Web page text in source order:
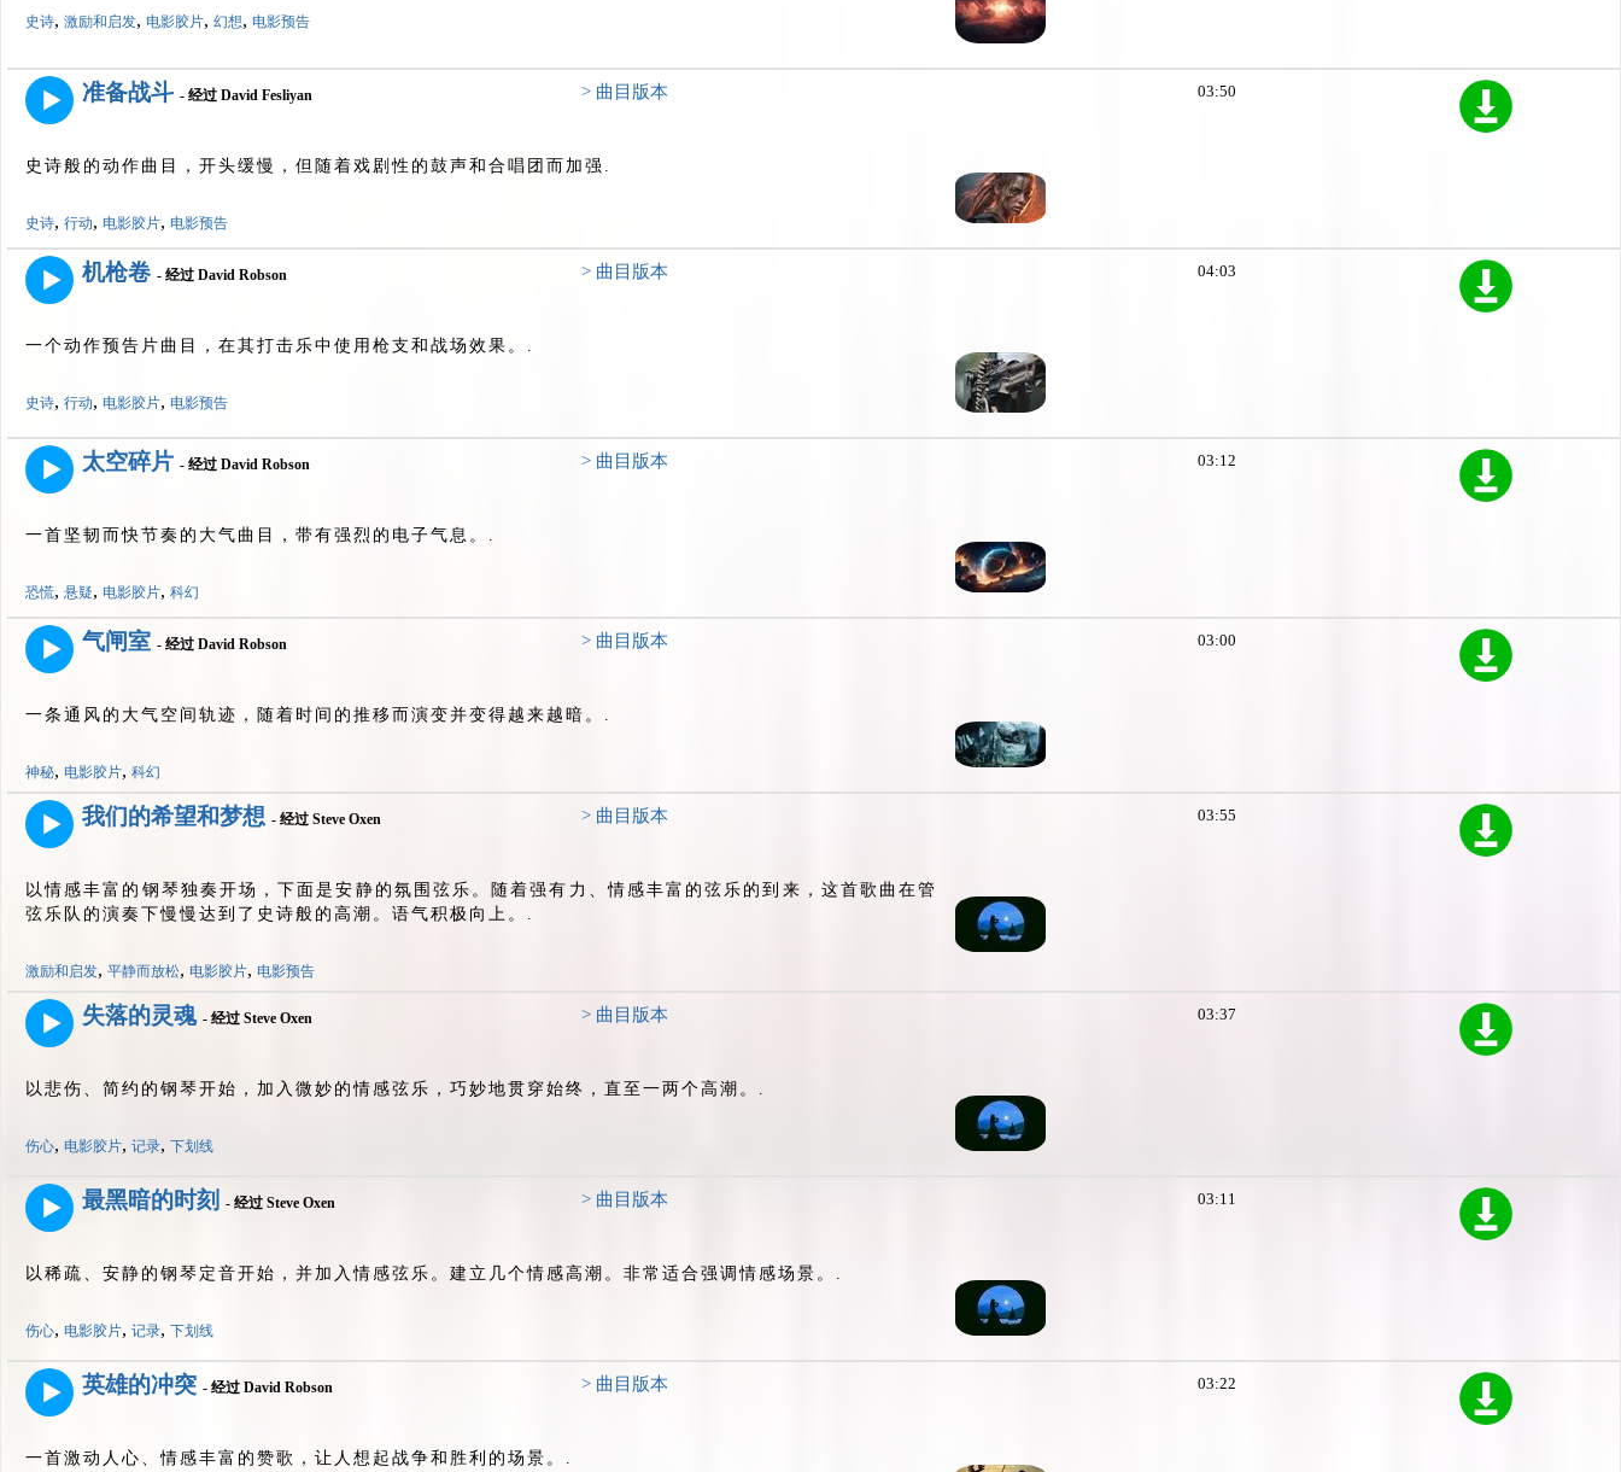
史诗, 激励和启发, 电影胶片, 幻想, 电影预告
准备战斗 - 经过 David Fesliyan > 曲目版本
史诗般的动作曲目，开头缓慢，但随着戏剧性的鼓声和合唱团而加强.
史诗, 行动, 电影胶片, 电影预告
03:50
机枪卷 - 经过 David Robson > 曲目版本
一个动作预告片曲目，在其打击乐中使用枪支和战场效果。.
史诗, 行动, 电影胶片, 电影预告
04:03
太空碎片 - 经过 David Robson > 曲目版本
一首坚韧而快节奏的大气曲目，带有强烈的电子气息。.
恐慌, 悬疑, 电影胶片, 科幻
03:12
气闸室 - 经过 David Robson > 曲目版本
一条通风的大气空间轨迹，随着时间的推移而演变并变得越来越暗。.
神秘, 电影胶片, 科幻
03:00
我们的希望和梦想 - 经过 Steve Oxen > 曲目版本
以情感丰富的钢琴独奏开场，下面是安静的氛围弦乐。随着强有力、情感丰富的弦乐的到来，这首歌曲在管
弦乐队的演奏下慢慢达到了史诗般的高潮。语气积极向上。.
激励和启发, 平静而放松, 电影胶片, 电影预告
03:55
失落的灵魂 - 经过 Steve Oxen > 曲目版本
以悲伤、简约的钢琴开始，加入微妙的情感弦乐，巧妙地贯穿始终，直至一两个高潮。.
伤心, 电影胶片, 记录, 下划线
03:37
最黑暗的时刻 - 经过 Steve Oxen > 曲目版本
以稀疏、安静的钢琴定音开始，并加入情感弦乐。建立几个情感高潮。非常适合强调情感场景。.
伤心, 电影胶片, 记录, 下划线
03:11
英雄的冲突 - 经过 David Robson > 曲目版本
一首激动人心、情感丰富的赞歌，让人想起战争和胜利的场景。.
03:22